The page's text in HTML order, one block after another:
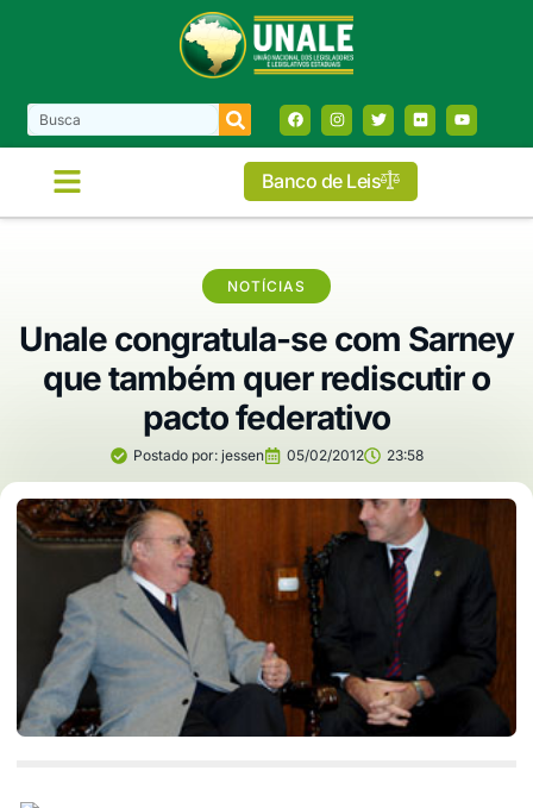
Banco de Leis
NOTÍCIAS
Unale congratula-se com Sarney
que também quer rediscutir o
pacto federativo
Postado por:jessen 05/02/2012 23:58